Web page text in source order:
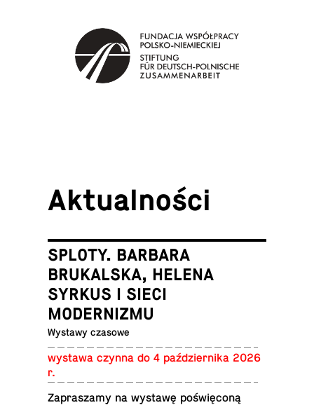
Ak­tu­al­no­ści
SPLOTY. BARBARA
BRUKALSKA, HELENA
SYRKUS I SIECI
MODERNIZMU
Wystawy czasowe
wystawa czynna do 4 paź­dzier­ni­ka 2026
r.
Za­pra­sza­my na wystawę po­świę­co­ną